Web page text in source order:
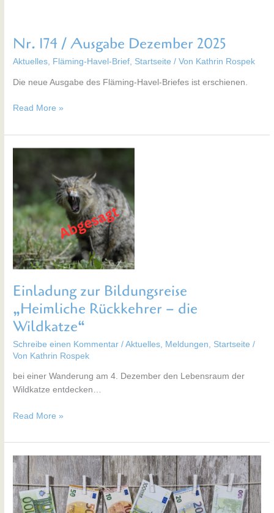
Nr. 174 / Ausgabe Dezember 2025
Aktuelles, Fläming-Havel-Brief, Startseite / Von Kathrin Rospek
Die neue Ausgabe des Fläming-Havel-Briefes ist erschienen.
Read More »
Einladung zur Bildungsreise
„Heimliche Rückkehrer – die
Wildkatze“
Schreibe einen Kommentar /Aktuelles Meldungen Startseite /
Von Kathrin Rospek
bei einer Wanderung am 4. Dezember den Lebensraum der
Wildkatze entdecken…
Bildungsreise
„Heimliche
Rückkehrer
–
die
Wildkatze“
Read More »
Mikrofonds
fördert
lokale
Projekte